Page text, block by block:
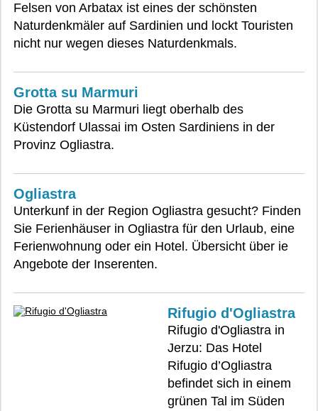
Felsen von Arbatax ist eines der schönsten
Naturdenkmäler auf Sardinien und lockt Touristen
nicht nur wegen dieses Naturdenkmals.
Grotta su Marmuri
Die Grotta su Marmuri liegt oberhalb des
Küstendorf Ulassai im Osten Sardiniens in der
Provinz Ogliastra.
Ogliastra
Unterkunf in der Region Ogliastra gesucht? Finden
Sie Ferienhäuser in Ogliastra für den Urlaub, eine
Ferienwohnung oder ein Hotel. Übersicht über ie
Angebote der Inserenten.
Rifugio d'Ogliastra
Rifugio d'Ogliastra in
Jerzu: Das Hotel
Rifugio d’Ogliastra
befindet sich in einem
grünen Tal im Süden